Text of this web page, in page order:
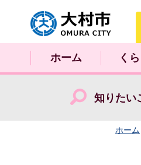
大村市
ホーム く
知りたい
ホーム